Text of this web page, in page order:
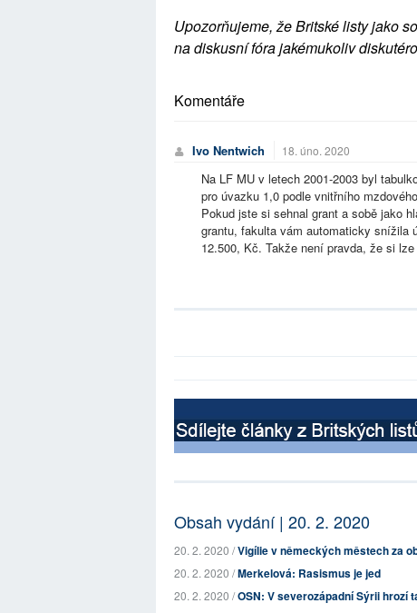
Upozorňujeme, že Britské listy jako
na diskusní fóra jakémukoliv
Komentáře
Ivo Nentwich 18. úno. 2020
Na LF MU v letech 2001-2003 byl
pro úvazku 1,0 podle vnitřního
Pokud jste si sehnal grant a sobě jako
grantu, fakulta vám automaticky snížila
12.500, Kč. Takže není pravda, že si
Obsah vydání | 20. 2. 2020
20. 2. 2020 /Vigílie v německých městech za
20. 2. 2020 /Merkelová: Rasismus je jed
20. 2. 2020 /OSN: V severozápadní Sýrii